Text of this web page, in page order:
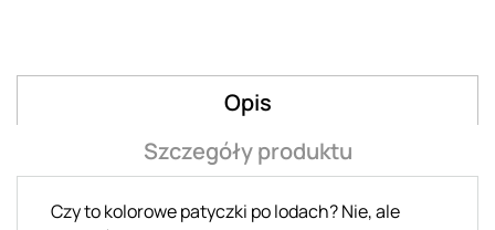
Opis
Szczegóły produktu
Czy to kolorowe patyczki po lodach? Nie, ale